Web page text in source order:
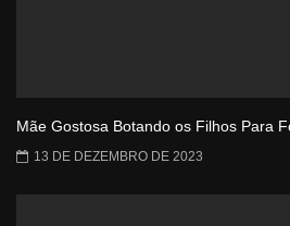
Mãe Gostosa Botando os Filhos Para
13 DE DEZEMBRO DE 2023